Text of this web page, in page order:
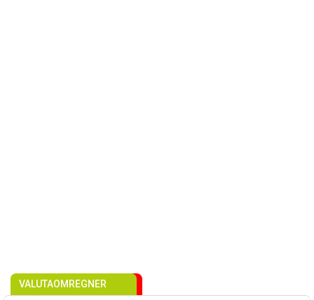
VALUTAOMREGNER